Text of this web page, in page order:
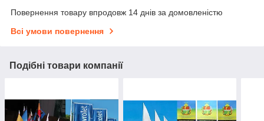
Повернення товару впродовж 14 днів за домовленістю
Всі умови повернення
Подібні товари компанії